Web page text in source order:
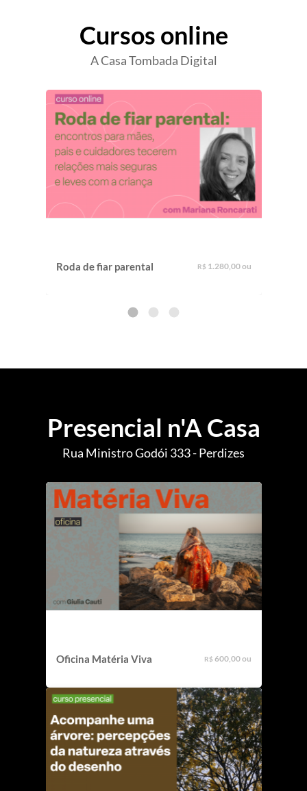
Cursos online
A Casa Tombada Digital
Roda de fiar parental R$ 1.280,00 ou
Presencial n'A Casa
Rua Ministro Godói 333 - Perdizes
Oficina Matéria Viva R$ 600,00 ou